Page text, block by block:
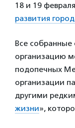
18 и 19
развития
Все собранные
организацию
подопечных
организации
другими
жизни»,